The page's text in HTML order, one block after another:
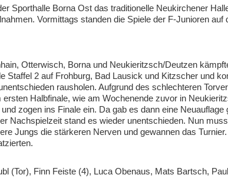
Sporthalle Borna Ost das traditionelle Neukirchener
Vormittags standen die Spiele der F-Junioren
Otterwisch, Borna und Neukieritzsch/Deutzen
Staffel 2 auf Frohburg, Bad Lausick und Kitzscher und
rausholen. Aufgrund des schlechteren
Halbfinale, wie am Wochenende zuvor in
zogen ins Finale ein. Da gab es dann eine
Nachspielzeit stand es wieder unentschieden. Nun
Jungs die stärkeren Nerven und gewannen das
(Tor), Finn Feiste (4), Luca Obenaus, Mats Bartsch,